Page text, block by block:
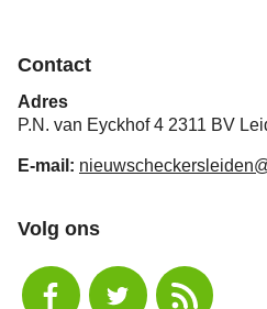
Contact
Adres
P.N. van Eyckhof 4 2311 BV
E-mail:
Volg ons